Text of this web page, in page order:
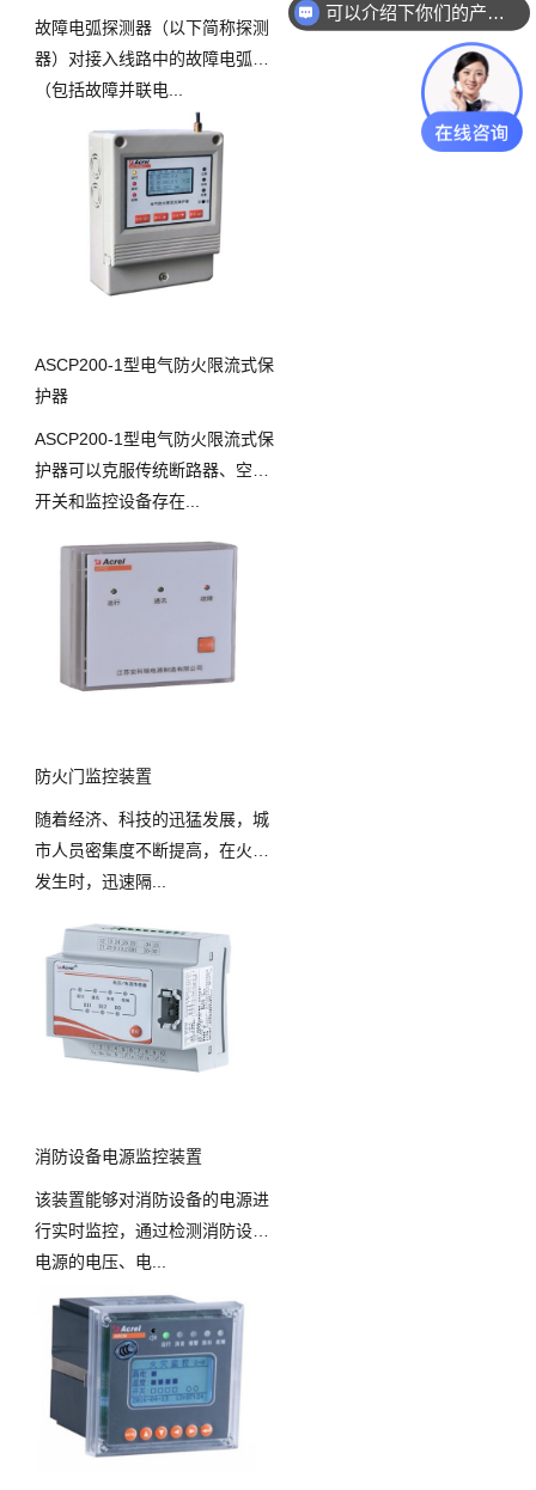
故障电弧探测器（以下简称探测
器）对接入线路中的故障电弧
（包括故障并联电...
ASCP200-1型电气防火限流式保
护器
ASCP200-1型电气防火限流式保
护器可以克服传统断路器、空气
开关和监控设备存在...
防火门监控装置
随着经济、科技的迅猛发展，城
市人员密集度不断提高，在火灾
发生时，迅速隔...
消防设备电源监控装置
该装置能够对消防设备的电源进
行实时监控，通过检测消防设备
电源的电压、电...
可以介绍下你们的产品么？